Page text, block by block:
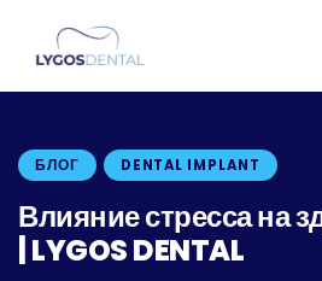
БЛОГ DENTAL IMPLANT
Влияние стресса на
| LYGOS DENTAL